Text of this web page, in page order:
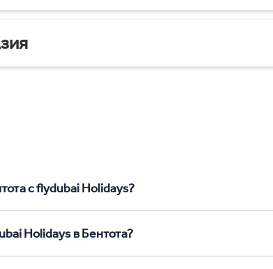
с flydubai Holidays?
Holidays в Бентота?